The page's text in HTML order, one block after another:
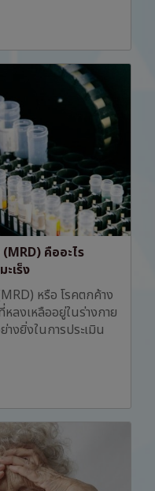
คืออะไร
เร็ง
หรือ โรคตกค้าง
ลงเหลืออยู่ในร่างกาย
งยิ่งในการประเมิน